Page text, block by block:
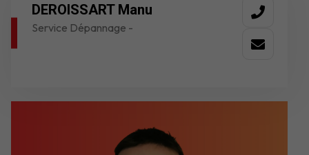
DEROISSART Manu
Service Dépannage -